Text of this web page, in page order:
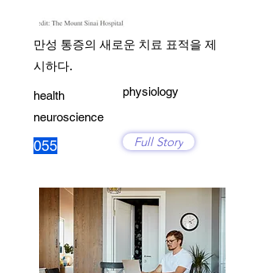
만성 통증의 새로운 치료 표적을 제
시하다.
health
neuroscience
055
physiology
Full Story